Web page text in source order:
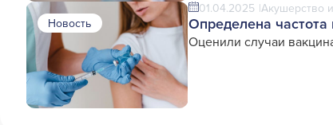
Новость
01.04.2025 Акушерство
Определена
Оценили случаи